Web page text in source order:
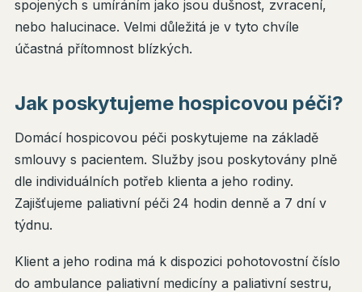
spojených s umíráním jako jsou dušnost, zvracení,
nebo halucinace. Velmi důležitá je v tyto chvíle
účastná přítomnost blízkých.
Jak poskytujeme hospicovou péči?
Domácí hospicovou péči poskytujeme na základě
smlouvy s pacientem. Služby jsou poskytovány plně
dle individuálních potřeb klienta a jeho rodiny.
Zajišťujeme paliativní péči 24 hodin denně a 7 dní v
týdnu.
Klient a jeho rodina má k dispozici pohotovostní číslo
do ambulance paliativní medicíny a paliativní sestru,